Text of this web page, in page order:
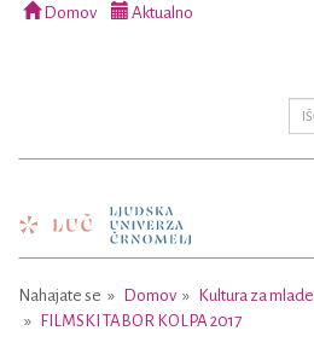
Domov Aktualno
Nahajate se Domov Kultura za mlade
FILMSKI TABOR KOLPA 2017